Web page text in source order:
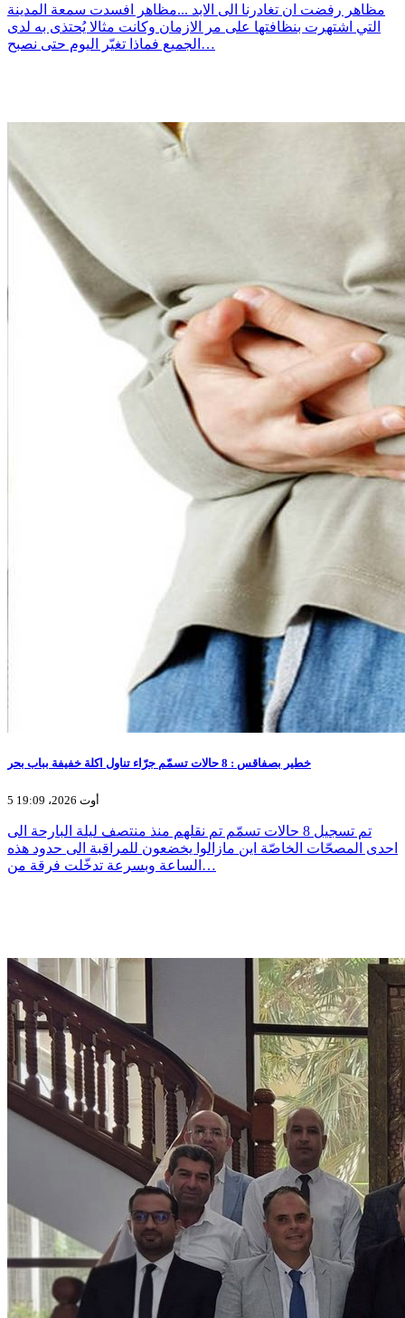
مظاهر رفضت ان تغادرنا الى الابد ...مظاهر افسدت سمعة المدينة
التي اشتهرت بنظافتها على مر الازمان وكانت مثالا يُحتذى به لدى
الجميع فماذا تغيّر اليوم حتى نصبح…
خطير بصفاقس : 8 حالات تسمّم جرّاء تناول اكلة خفيفة بباب بحر
5 أوت 2026، 19:09
تم تسجيل 8 حالات تسمّم تم نقلهم منذ منتصف ليلة البارحة الى
احدى المصحّات الخاصّة اين مازالوا يخضعون للمراقبة الى حدود هذه
الساعة وبسرعة تدخّلت فرقة من…